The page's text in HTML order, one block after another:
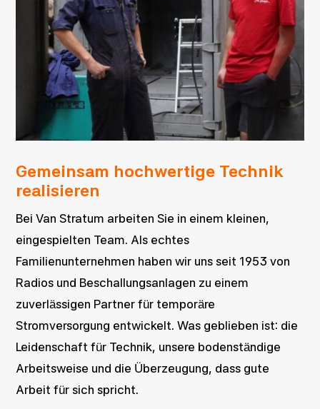
Gemeinsam hochwertige Technik
realisieren
Bei Van Stratum arbeiten Sie in einem kleinen,
eingespielten Team. Als echtes
Familienunternehmen haben wir uns seit 1953 von
Radios und Beschallungsanlagen zu einem
zuverlässigen Partner für temporäre
Stromversorgung entwickelt. Was geblieben ist: die
Leidenschaft für Technik, unsere bodenständige
Arbeitsweise und die Überzeugung, dass gute
Arbeit für sich spricht.